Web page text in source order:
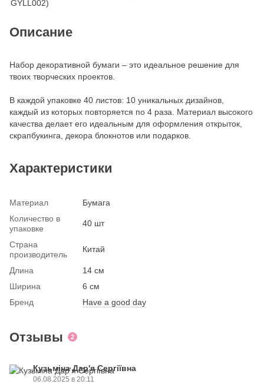
Описание
Набор декоративной бумаги – это идеальное решение для
твоих творческих проектов.
В каждой упаковке 40 листов: 10 уникальных дизайнов,
каждый из которых повторяется по 4 раза. Материал высокого
качества делает его идеальным для оформления открыток,
скрапбукинга, декора блокнотов или подарков.
Характеристики
Материал
Бумага
Количество в
упаковке
40 шт
Страна
производитель
Китай
Длина
14 см
Ширина
6 см
Бренд
Have a good day
Отзывы 2
Кузьміна Дар'я Сергіївна
06.08.2025 в 20:11